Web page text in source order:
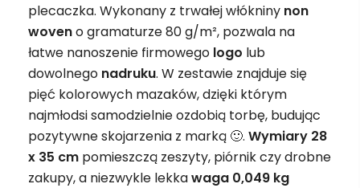
plecaczka. Wykonany z trwałej włókniny non
woveno gramaturze 80 g/m², pozwala na
łatwe nanoszenie firmowego logo lub
dowolnego nadruku. W zestawie znajduje się
pięć kolorowych mazaków, dzięki którym
najmłodsi samodzielnie ozdobią torbę, budując
pozytywne skojarzenia z marką 🙂. Wymiary 28
x 35 cm pomieszczą zeszyty, piórnik czy drobne
zakupy, a niezwykle lekkawaga 0,049 kg